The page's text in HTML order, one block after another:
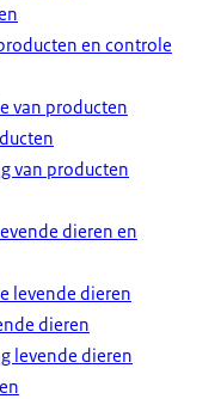
en controle
van producten
van producten
dieren en
levende dieren
dieren
levende dieren